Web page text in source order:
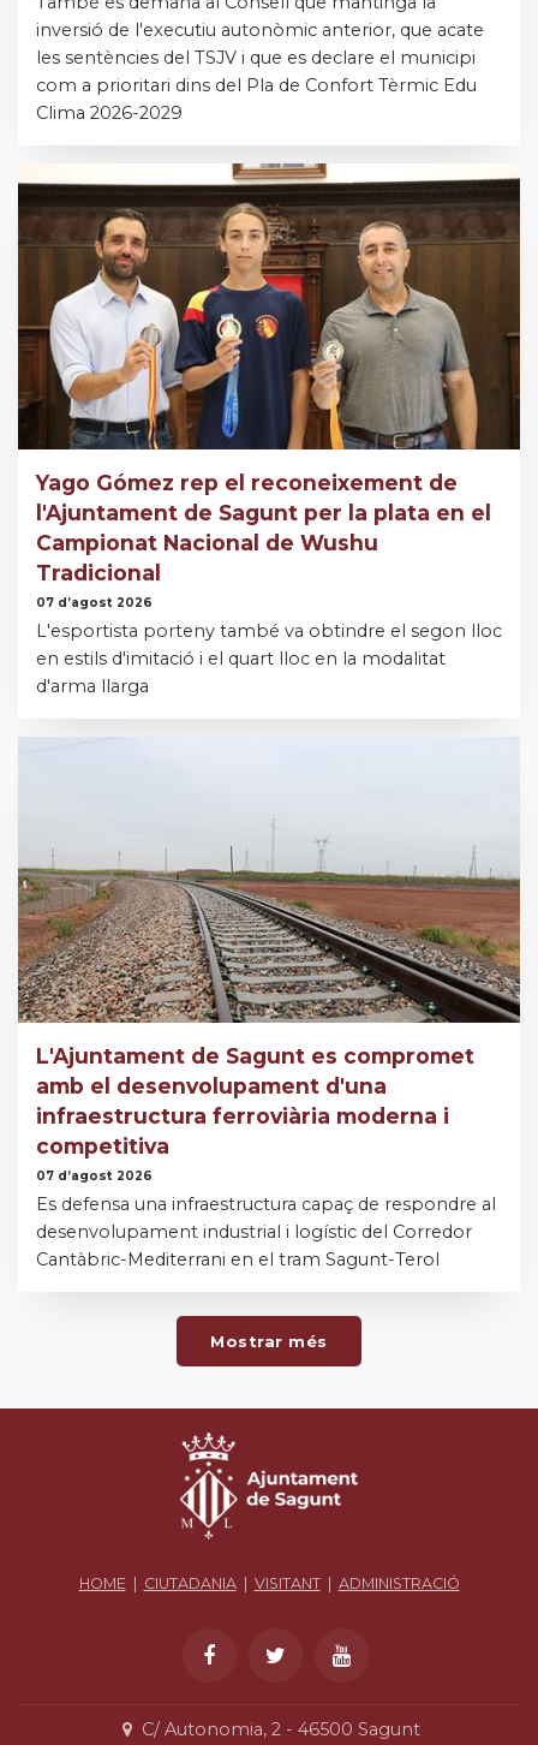
inversió de l'executiu autonòmic anterior, que acate
les sentències del TSJV i que es declare el municipi
com a prioritari dins del Pla de Confort Tèrmic Edu
Clima 2026-2029
Yago Gómez rep el reconeixement de
l'Ajuntament de Sagunt per la plata en el
Campionat Nacional de Wushu
Tradicional
07 d’agost 2026
L'esportista porteny també va obtindre el segon lloc
en estils d'imitació i el quart lloc en la modalitat
d'arma llarga
L'Ajuntament de Sagunt es compromet
amb el desenvolupament d'una
infraestructura ferroviària moderna i
competitiva
07 d’agost 2026
Es defensa una infraestructura capaç de respondre al
desenvolupament industrial i logístic del Corredor
Cantàbric-Mediterrani en el tram Sagunt-Terol
Mostrar més
HOME| CIUTADANIA| VISITANT| ADMINISTRACIÓ
C/ Autonomia, 2 - 46500 Sagunt